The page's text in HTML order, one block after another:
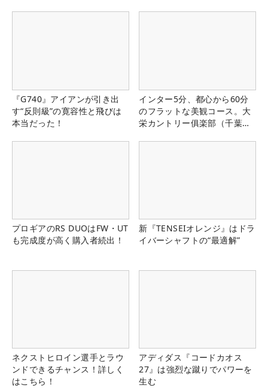
『G740』アイアンが引き出
す“反則級”の寛容性と飛びは
本当だった！
インター5分、都心から60分
のフラットな美観コース。大
栄カントリー俱楽部（千葉
プロギアのRS DUOはFW・UT
も完成度が高く購入者続出！
新『TENSEIオレンジ』はドラ
イバーシャフトの“最適解”
ネクストヒロイン選手とラウ
ンドできるチャンス！詳しく
はこちら！
アディダス『コードカオス
27』は強烈な蹴りでパワーを
生む